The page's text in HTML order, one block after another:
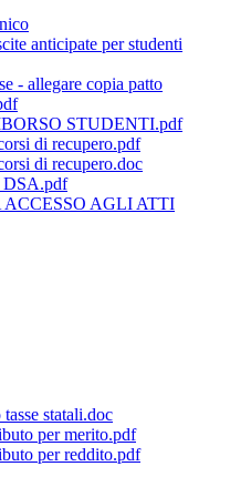
anticipate per studenti
- allegare copia patto
STUDENTI.pdf
di recupero.pdf
di recupero.doc
DSA.pdf
AGLI ATTI
statali.doc
per merito.pdf
per reddito.pdf